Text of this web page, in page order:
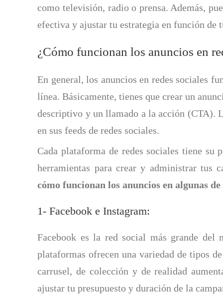
como televisión, radio o prensa. Además,
efectiva y ajustar tu estrategia en función de
¿Cómo funcionan los anuncios en
En general, los anuncios en redes sociales
línea. Básicamente, tienes que crear un
descriptivo y un llamado a la acción (CTA).
en sus feeds de redes sociales.
Cada plataforma de redes sociales tiene
herramientas para crear y administrar tus
cómo funcionan los anuncios en algunas
1- Facebook e Instagram:
Facebook es la red social más grande del
plataformas ofrecen una variedad de tipos
carrusel, de colección y de realidad
ajustar tu presupuesto y duración de la